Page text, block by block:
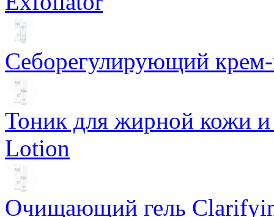
Себорегулирующий
Тоник для жирной кожи
Lotion
Очищающий гель